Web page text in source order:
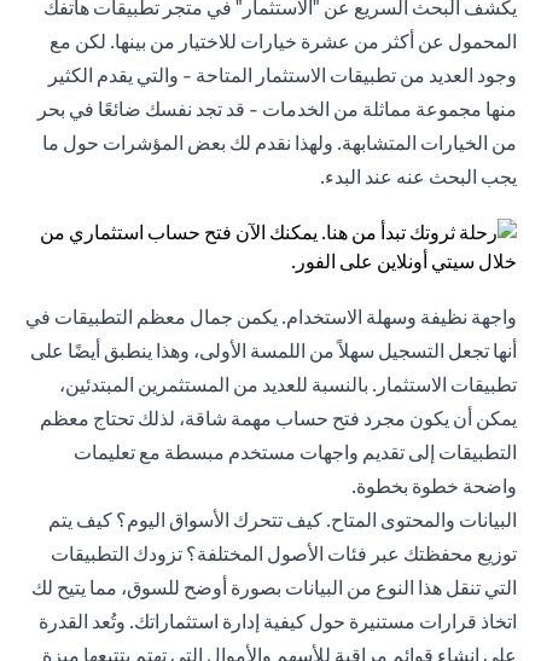
يكشف البحث السريع عن "الاستثمار" في متجر تطبيقات هاتفك
المحمول عن أكثر من عشرة خيارات للاختيار من بينها. لكن مع
وجود العديد من تطبيقات الاستثمار المتاحة - والتي يقدم الكثير
منها مجموعة مماثلة من الخدمات - قد تجد نفسك ضائعًا في بحر
من الخيارات المتشابهة. ولهذا نقدم لك بعض المؤشرات حول ما
يجب البحث عنه عند البدء.
واجهة نظيفة وسهلة الاستخدام. يكمن جمال معظم التطبيقات في
أنها تجعل التسجيل سهلاً من اللمسة الأولى، وهذا ينطبق أيضًا على
تطبيقات الاستثمار. بالنسبة للعديد من المستثمرين المبتدئين،
يمكن أن يكون مجرد فتح حساب مهمة شاقة، لذلك تحتاج معظم
التطبيقات إلى تقديم واجهات مستخدم مبسطة مع تعليمات
واضحة خطوة بخطوة.
البيانات والمحتوى المتاح. كيف تتحرك الأسواق اليوم؟ كيف يتم
توزيع محفظتك عبر فئات الأصول المختلفة؟ تزودك التطبيقات
التي تنقل هذا النوع من البيانات بصورة أوضح للسوق، مما يتيح لك
اتخاذ قرارات مستنيرة حول كيفية إدارة استثماراتك. وتُعد القدرة
على إنشاء قوائم مراقبة للأسهم والأموال التي تهتم بتتبعها ميزة